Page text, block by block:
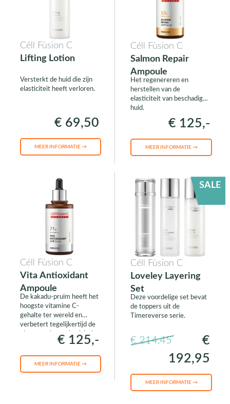
Céll Fùsion C
Lifting Lotion
Versterkt de huid die zijn
elasticiteit heeft verloren.
€ 69,50
MEER INFORMATIE →
Céll Fùsion C
Salmon Repair
Ampoule
Het regenereren en
herstellen van de
elasticiteit van beschadigde
huid.
€ 125,-
MEER INFORMATIE →
Céll Fùsion C
Vita Antioxidant
Ampoule
De kakadu-pruim heeft het
hoogste vitamine C-
gehalte ter wereld en
verbetert tegelijkertijd de
pigmentatie en elasticiteit
€ 125,-
MEER INFORMATIE →
SALE
Céll Fùsion C
Loveley Layering
Set
Deze voordelige set bevat
de toppers uit de
Timereverse serie.
€ 214,45
€
192,95
MEER INFORMATIE →